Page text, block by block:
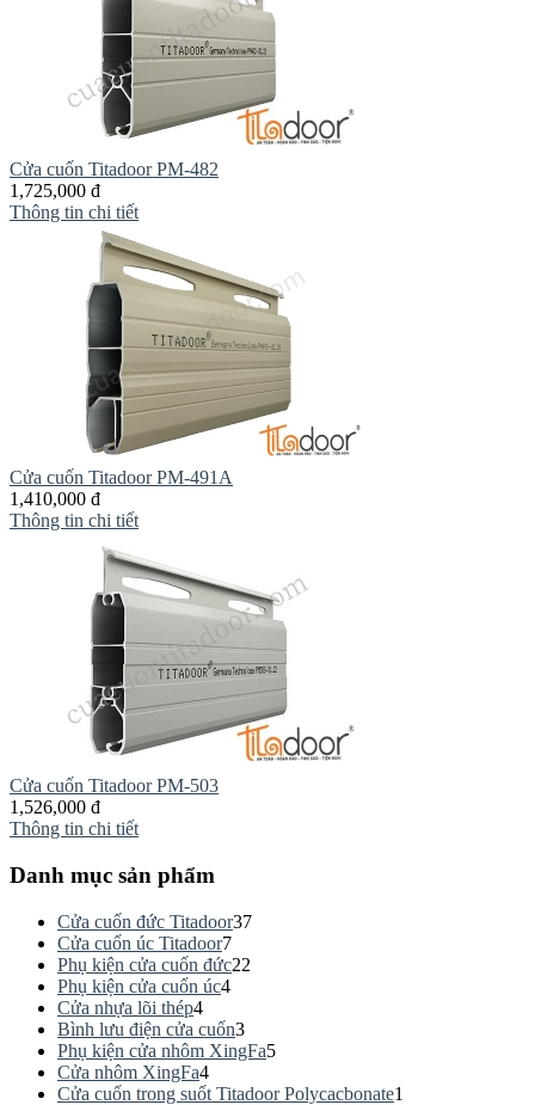
Cửa cuốn Titadoor PM-482
1,725,000 đ
Thông tin chi tiết
Cửa cuốn Titadoor PM-491A
1,410,000 đ
Thông tin chi tiết
Cửa cuốn Titadoor PM-503
1,526,000 đ
Thông tin chi tiết
Danh mục sản phẩm
Cửa cuốn đức Titadoor37
Cửa cuốn úc Titadoor7
Phụ kiện cửa cuốn đức22
Phụ kiện cửa cuốn úc4
Cửa nhựa lõi thép4
Bình lưu điện cửa cuốn3
Phụ kiện cửa nhôm XingFa5
Cửa nhôm XingFa4
Cửa cuốn trong suốt Titadoor Polycacbonate1